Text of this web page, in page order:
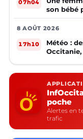
07h04
son bébé
8 AOÛT 2026
17h10
Météo :
poche
Alertes en
trafic